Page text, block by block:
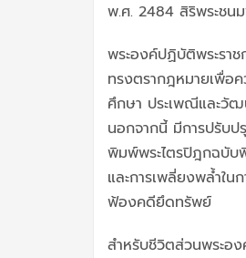
พ.ศ. 2484 สิริพระชน
พระองค์ปฏิบัติพระรา
ทรงตรากฎหมายเพื่อค
ศึกษา ประเพณีและวัฒ
นอกจากนี้ มีการปรับ
พิมพ์พระไตรปิฎกฉบับ
และการเพลี่ยงพล้ำใน
ฟ้องคดียึดทรัพย์
สำหรับชีวิตส่วนพระอ